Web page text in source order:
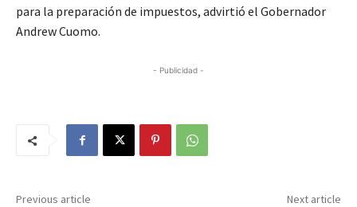
para la preparación de impuestos, advirtió el Gobernador
Andrew Cuomo.
- Publicidad -
Previous article Next article